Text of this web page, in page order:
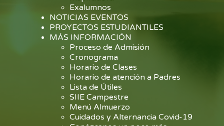
Exalumnos
NOTICIAS EVENTOS
PROYECTOS ESTUDIANTILES
MÁS INFORMACIÓN
Proceso de Admisión
Cronograma
Horario de Clases
Horario de atención a Padres
Lista de Útiles
SIIE Campestre
Menú Almuerzo
Cuidados y Alternancia Covid-19